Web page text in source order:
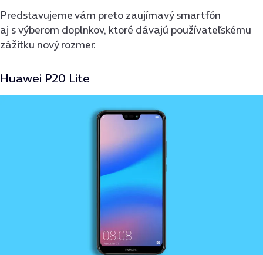
Predstavujeme vám preto zaujímavý smartfón
aj s výberom doplnkov, ktoré dávajú používateľskému
zážitku nový rozmer.
Huawei P20 Lite